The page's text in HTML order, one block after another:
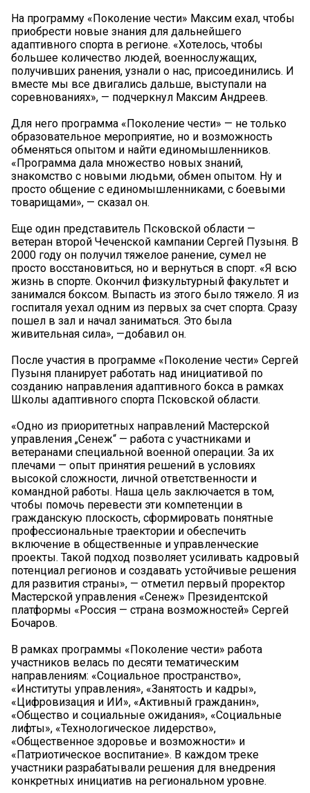
На программу «Поколение чести» Максим ехал, чтобы
приобрести новые знания для дальнейшего
адаптивного спорта в регионе. «Хотелось, чтобы
большее количество людей, военнослужащих,
получивших ранения, узнали о нас, присоединились. И
вместе мы все двигались дальше, выступали на
соревнованиях», — подчеркнул Максим Андреев.
Для него программа «Поколение чести» — не только
образовательное мероприятие, но и возможность
обменяться опытом и найти единомышленников.
«Программа дала множество новых знаний,
знакомство с новыми людьми, обмен опытом. Ну и
просто общение с единомышленниками, с боевыми
товарищами», — сказал он.
Еще один представитель Псковской области —
ветеран второй Чеченской кампании Сергей Пузыня. В
2000 году он получил тяжелое ранение, сумел не
просто восстановиться, но и вернуться в спорт. «Я всю
жизнь в спорте. Окончил физкультурный факультет и
занимался боксом. Выпасть из этого было тяжело. Я из
госпиталя уехал одним из первых за счет спорта. Сразу
пошел в зал и начал заниматься. Это была
живительная сила», —добавил он.
После участия в программе «Поколение чести» Сергей
Пузыня планирует работать над инициативой по
созданию направления адаптивного бокса в рамках
Школы адаптивного спорта Псковской области.
«Одно из приоритетных направлений Мастерской
управления „Сенеж“ — работа с участниками и
ветеранами специальной военной операции. За их
плечами — опыт принятия решений в условиях
высокой сложности, личной ответственности и
командной работы. Наша цель заключается в том,
чтобы помочь перевести эти компетенции в
гражданскую плоскость, сформировать понятные
профессиональные траектории и обеспечить
включение в общественные и управленческие
проекты. Такой подход позволяет усиливать кадровый
потенциал регионов и создавать устойчивые решения
для развития страны», — отметил первый проректор
Мастерской управления «Сенеж» Президентской
платформы «Россия — страна возможностей» Сергей
Бочаров.
В рамках программы «Поколение чести» работа
участников велась по десяти тематическим
направлениям: «Социальное пространство»,
«Институты управления», «Занятость и кадры»,
«Цифровизация и ИИ», «Активный гражданин»,
«Общество и социальные ожидания», «Социальные
лифты», «Технологическое лидерство»,
«Общественное здоровье и возможности» и
«Патриотическое воспитание». В каждом треке
участники разрабатывали решения для внедрения
конкретных инициатив на региональном уровне.